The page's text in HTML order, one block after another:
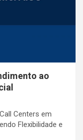
ao
Centers em
Flexibilidade e